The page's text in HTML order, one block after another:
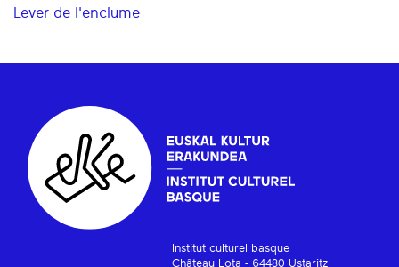
Lever de l'enclume
Institut culturel basque
Château Lota - 64480 Ustaritz